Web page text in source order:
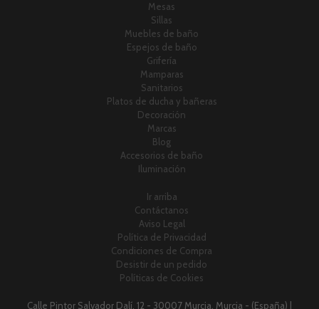
Mesas
Sillas
Muebles de baño
Espejos de baño
Grifería
Mamparas
Sanitarios
Platos de ducha y bañeras
Decoración
Marcas
Blog
Accesorios de baño
Iluminación
Ir arriba
Contáctanos
Aviso Legal
Política de Privacidad
Condiciones de Compra
Desistir de un pedido
Políticas de Cookies
Calle Pintor Salvador Dalí, 12 - 30007 Murcia, Murcia - (España) |